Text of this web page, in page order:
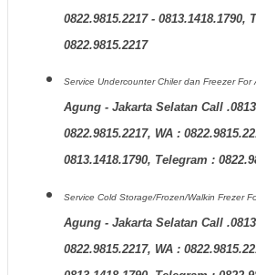
0822.9815.2217 - 0813.1418.1790,
0822.9815.2217
Service Undercounter Chiler dan FreezerFor
Agung - Jakarta Selatan Call
0822.9815.2217, WA :
0813.1418.1790, Telegram :
Service Cold Storage/Frozen/Walkin Frezer
Agung - Jakarta Selatan Call
0822.9815.2217, WA :